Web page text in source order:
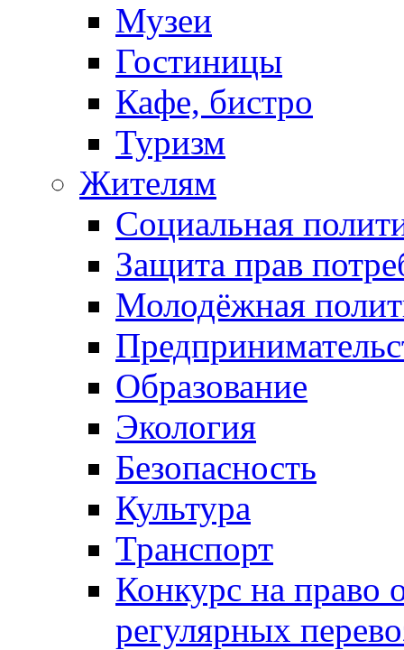
Музеи
Гостиницы
Кафе, бистро
Туризм
Жителям
Социальная
Защита прав
Молодёжная
Образование
Экология
Безопасность
Культура
Транспорт
Конкурс на право
регулярных